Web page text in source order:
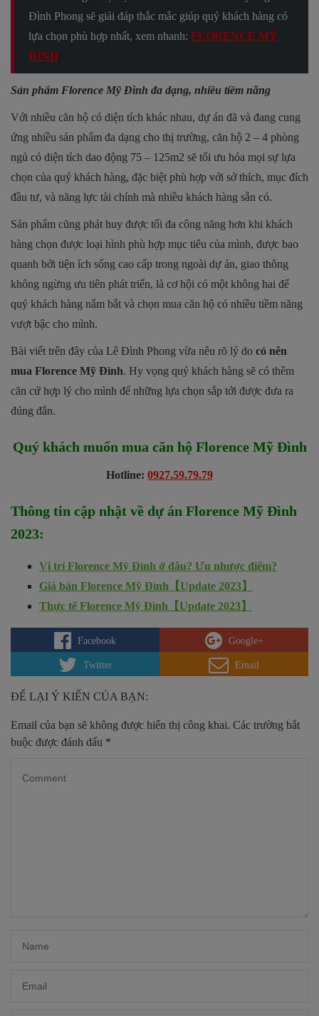
Đình Phong sẽ giải đáp thắc mắc giúp quý khách hàng có
lựa chọn phù hợp nhất, xem nhanh: FLORENCE MỸ
ĐÌNH
Sản phẩm Florence Mỹ Đình đa dạng, nhiều tiềm năng
Với nhiều căn hộ có diện tích khác nhau, dự án đã và đang cung
ứng nhiều sản phẩm đa dạng cho thị trường, căn hộ 2 – 4 phòng
ngủ có diện tích dao động 75 – 125m2 sẽ tối ưu hóa mọi sự lựa
chọn của quý khách hàng, đặc biệt phù hợp với sở thích, mục đích
đầu tư, và năng lực tài chính mà nhiều khách hàng sẵn có.
Sản phẩm cũng phát huy được tối đa công năng hơn khi khách
hàng chọn được loại hình phù hợp mục tiêu của mình, được bao
quanh bởi tiện ích sống cao cấp trong ngoài dự án, giao thông
không ngừng ưu tiên phát triển, là cơ hội có một không hai để
quý khách hàng nắm bắt và chọn mua căn hộ có nhiều tiềm năng
vượt bậc cho mình.
Bài viết trên đây của Lê Đình Phong vừa nêu rõ lý do có nên
mua Florence Mỹ Đình. Hy vọng quý khách hàng sẽ có thêm
căn cứ hợp lý cho mình để những lựa chọn sắp tới được đưa ra
đúng đắn.
Quý khách muốn mua căn hộ Florence Mỹ Đình
Hotline: 0927.59.79.79
Thông tin cập nhật về dự án Florence Mỹ Đình
2023:
Vị trí Florence Mỹ Đình ở đâu? Ưu nhược điểm?
Giá bán Florence Mỹ Đình【Update 2023】
Thực tế Florence Mỹ Đình【Update 2023】
Facebook Google+
Twitter Email
ĐỂ LẠI Ý KIẾN CỦA BẠN:
Email của bạn sẽ không được hiển thị công khai. Các trường bắt
buộc được đánh dấu *